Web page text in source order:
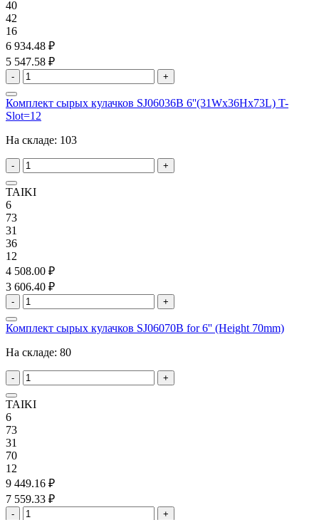
40
42
16
6 934.48 ₽
5 547.58 ₽
- +
Комплект сырых кулачков SJ06036B 6''(31Wx36Hx73L) T-
Slot=12
На складе: 103
- +
TAIKI
6
73
31
36
12
4 508.00 ₽
3 606.40 ₽
- +
Комплект сырых кулачков SJ06070B for 6'' (Height 70mm)
На складе: 80
- +
TAIKI
6
73
31
70
12
9 449.16 ₽
7 559.33 ₽
- +